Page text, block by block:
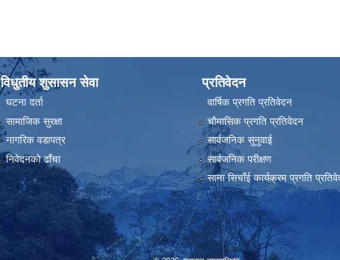
विधुतीय शुसासन सेवा
घटना दर्ता
सामाजिक सुरक्षा
नागरिक वडापत्र
निवेदनको ढाँचा
प्रतिवेदन
वार्षिक प्रगति प्रतिवेदन
चौमासिक प्रगति प्रतिवेदन
सार्वजनिक सुनुवाई
सार्वजनिक परीक्षण
साना सिचाँई कार्यक्रम प्रगति